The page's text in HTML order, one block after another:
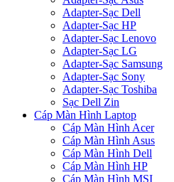
Adapter-Sạc Dell
Adapter-Sạc HP
Adapter-Sạc Lenovo
Adapter-Sạc LG
Adapter-Sạc Samsung
Adapter-Sạc Sony
Adapter-Sạc Toshiba
Sạc Dell Zin
Cáp Màn Hình Laptop
Cáp Màn Hình Acer
Cáp Màn Hình Asus
Cáp Màn Hình Dell
Cáp Màn Hình HP
Cáp Màn Hình MSI